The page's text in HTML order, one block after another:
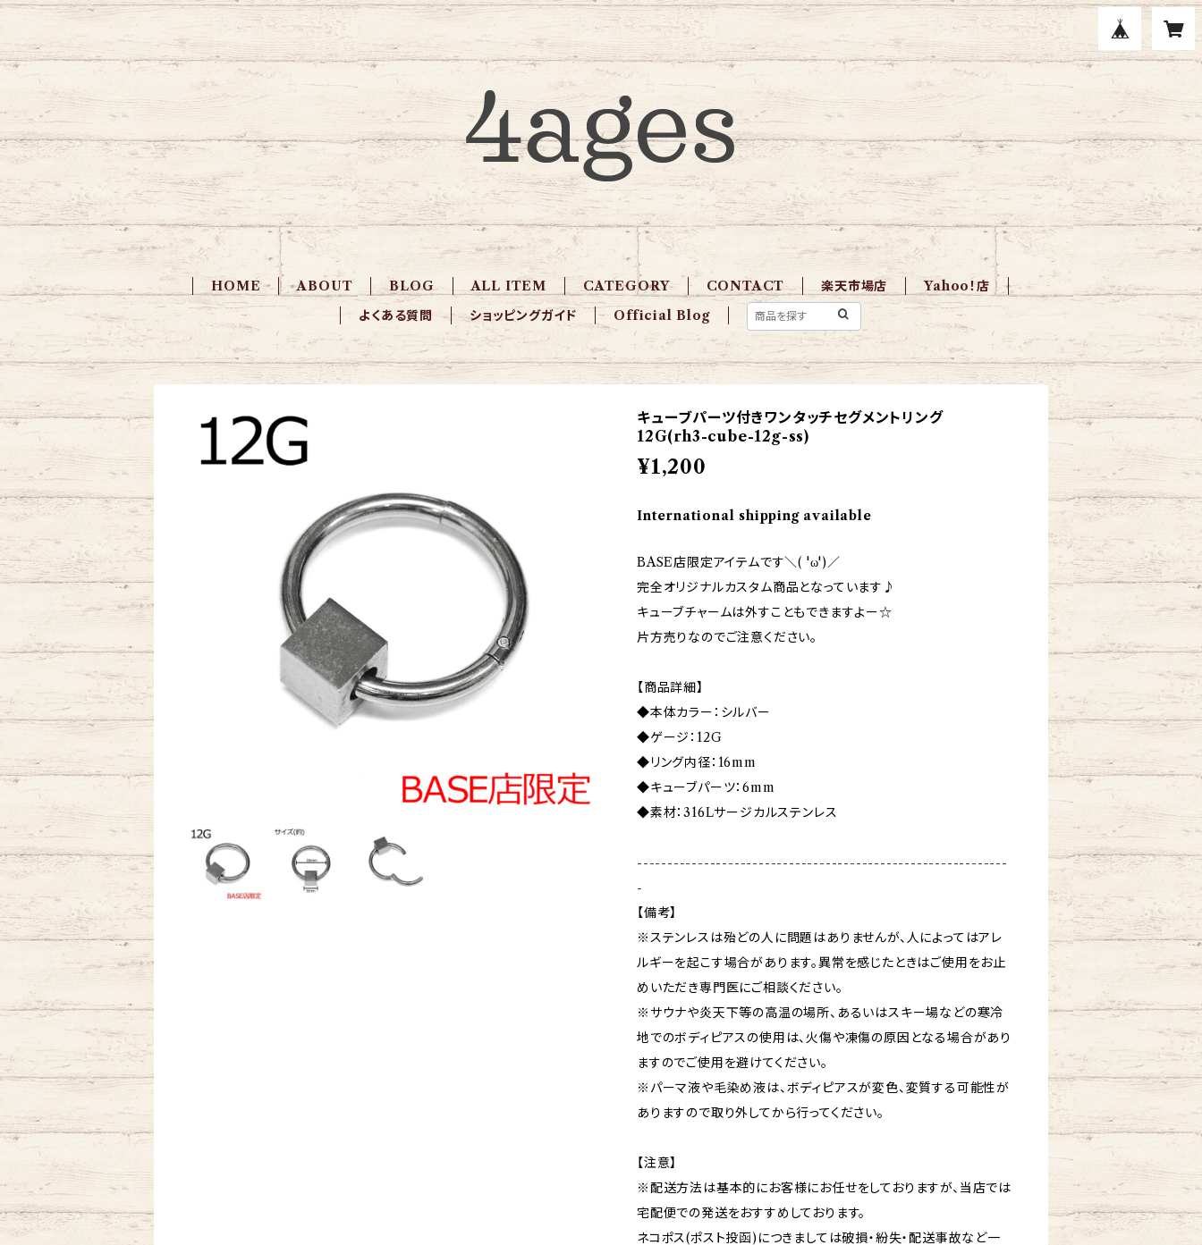
HOME ABOUT BLOG ALL ITEM CATEGORY CONTACT 楽天市場店
Yahoo！店
よくある質問
ショッピングガイド Official Blog
キューブパーツ付きワンタッチセグメントリング
12G(rh3-cube-12g-ss)
¥1,200
International shipping available
BASE店限定アイテムです＼( 'ω')／
完全オリジナルカスタム商品となっています♪
キューブチャームは外すこともできますよー☆
片方売りなのでご注意ください。
【商品詳細】
◆本体カラー：シルバー
◆ゲージ：12G
◆リング内径：16mm
◆キューブパーツ：6mm
◆素材：316Lサージカルステンレス
-------------------------------------------------------------
-
【備考】
※ステンレスは殆どの人に問題はありませんが、人によってはアレ
ルギーを起こす場合があります。異常を感じたときはご使用をお止
めいただき専門医にご相談ください。
※サウナや炎天下等の高温の場所、あるいはスキー場などの寒冷
地でのボディピアスの使用は、火傷や凍傷の原因となる場合があり
ますのでご使用を避けてください。
※パーマ液や毛染め液は、ボディピアスが変色、変質する可能性が
ありますので取り外してから行ってください。
【注意】
※配送方法は基本的にお客様にお任せをしておりますが、当店では
宅配便での発送をおすすめしております。
ネコポス(ポスト投函)につきましては破損・紛失・配送事故など一